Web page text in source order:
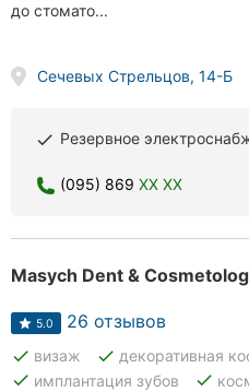
до стомато...
Сечевых Стрельцов, 14-Б
done Резервное
(095) 869 XX XX
Masych Dent &
5.0 26 отзывов
done визаж done декоративная
done имплантация зубов done